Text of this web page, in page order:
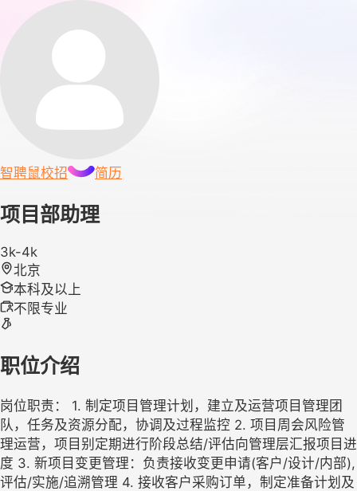
智聘鼠校招 简历
项目部助理
3k-4k
北京
本科及以上
不限专业
职位介绍
岗位职责： 1. 制定项目管理计划，建立及运营项目管理团
队，任务及资源分配，协调及过程监控 2. 项目周会风险管
理运营，项目别定期进行阶段总结/评估向管理层汇报项目进
度 3. 新项目变更管理：负责接收变更申请(客户/设计/内部),
评估/实施/追溯管理 4. 接收客户采购订单，制定准备计划及